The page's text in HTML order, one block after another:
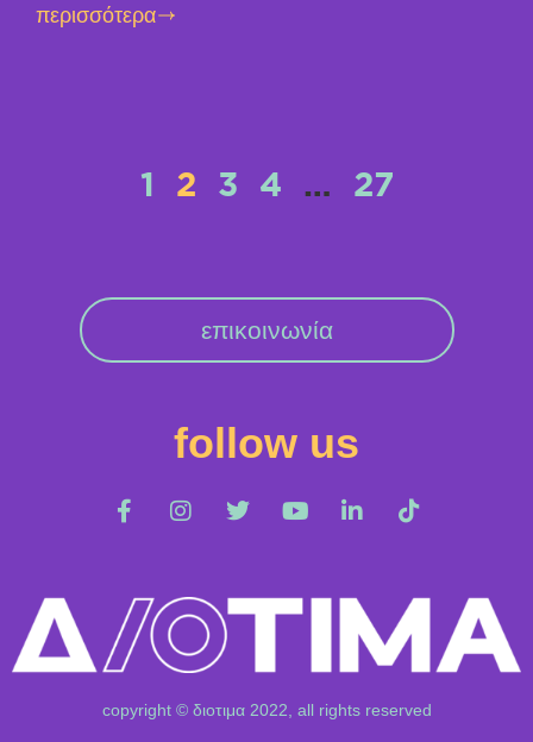
περισσότερα
1 2 3 4 … 27
επικοινωνία
follow us
copyright © διοτιμα 2022, all rights reserved